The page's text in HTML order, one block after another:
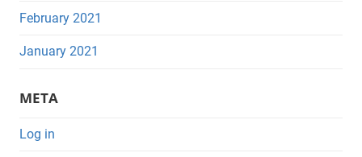
February 2021
January 2021
META
Log in